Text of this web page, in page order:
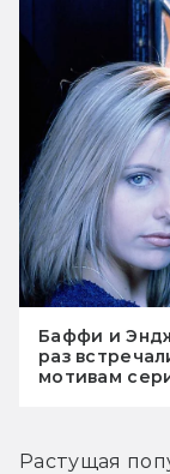
Баффи и
раз
мотивам
Растущая